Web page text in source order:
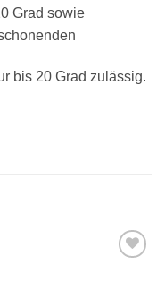
Grad sowie
bis 20 Grad zulässig.